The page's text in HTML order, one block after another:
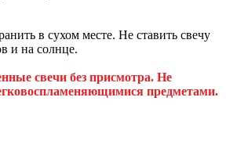
в сухом месте. Не ставить свечу
и на солнце.
свечи без присмотра. Не
предметами.